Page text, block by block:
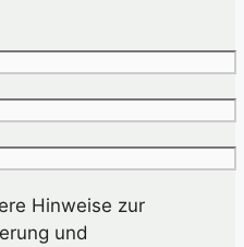
Hinweise zur
und